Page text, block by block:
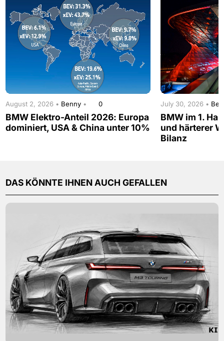
August 2, 2026 • Benny • 0
BMW Elektro-Anteil 2026: Europa
dominiert, USA & China unter 10%
July 30, 2026 •
BMW im 1.
und härterer
Bilanz
DAS KÖNNTE IHNEN AUCH GEFALLEN